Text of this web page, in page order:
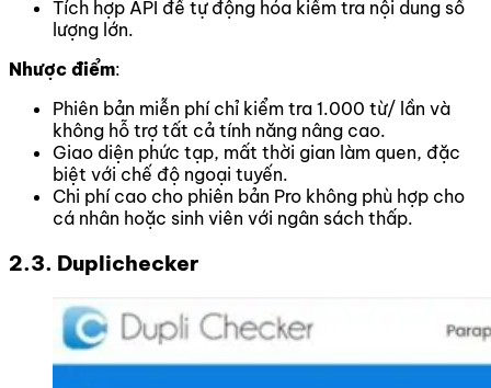
Tích hợp API để tự động hóa kiểm tra nội dung số
lượng lớn.
Nhược điểm:
Phiên bản miễn phí chỉ kiểm tra 1.000 từ/ lần và
không hỗ trợ tất cả tính năng nâng cao.
Giao diện phức tạp, mất thời gian làm quen, đặc
biệt với chế độ ngoại tuyến.
Chi phí cao cho phiên bản Pro không phù hợp cho
cá nhân hoặc sinh viên với ngân sách thấp.
2.3. Duplichecker